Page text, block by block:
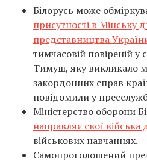
Білорусь може
присутності в Мінську
представництва
тимчасовій повіреній у
Тимуш, яку викликало
закордонних справ
повідомили у
Міністерство оборони
направляє свої війська
військових навчаннях.
Самопроголошений